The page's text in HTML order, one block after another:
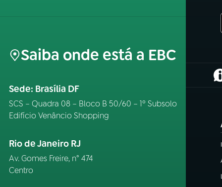
Saiba onde está a EBC
Sede: Brasília DF
SCS – Quadra 08 – Bloco B 50/60 – 1º Subsolo
Edifício Venâncio Shopping
Rio de Janeiro RJ
Av. Gomes Freire, n° 474
Centro